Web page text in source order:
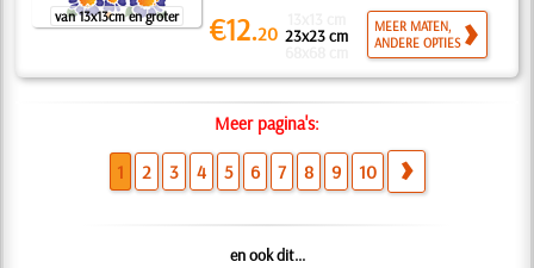
van 13x13cm en groter €12.20 23x23 cm
MEER MATEN,
ANDERE OPTIES
Meer pagina's:
1 2 3 4 5 6 7 8 9 10
en ook dit...